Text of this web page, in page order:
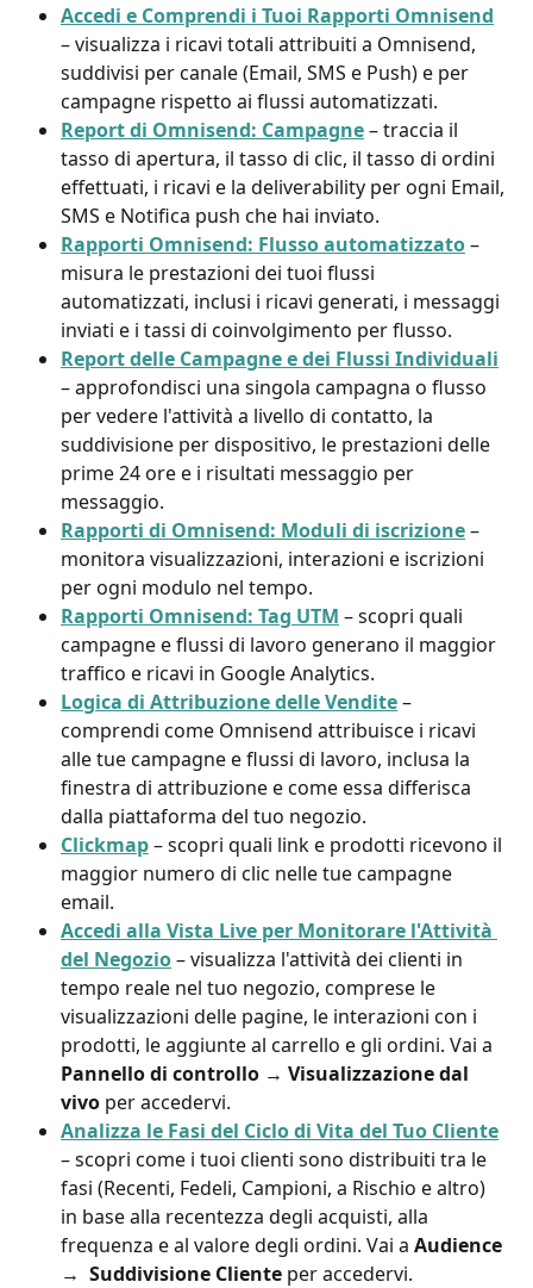
Accedi e Comprendi i Tuoi Rapporti Omnisend
– visualizza i ricavi totali attribuiti a Omnisend,
suddivisi per canale (Email, SMS e Push) e per
campagne rispetto ai flussi automatizzati.
Report di Omnisend: Campagne – traccia il
tasso di apertura, il tasso di clic, il tasso di ordini
effettuati, i ricavi e la deliverability per ogni Email,
SMS e Notifica push che hai inviato.
Rapporti Omnisend: Flusso automatizzato –
misura le prestazioni dei tuoi flussi
automatizzati, inclusi i ricavi generati, i messaggi
inviati e i tassi di coinvolgimento per flusso.
Report delle Campagne e dei Flussi Individuali
– approfondisci una singola campagna o flusso
per vedere l'attività a livello di contatto, la
suddivisione per dispositivo, le prestazioni delle
prime 24 ore e i risultati messaggio per
messaggio.
Rapporti di Omnisend: Moduli di iscrizione –
monitora visualizzazioni, interazioni e iscrizioni
per ogni modulo nel tempo.
Rapporti Omnisend: Tag UTM – scopri quali
campagne e flussi di lavoro generano il maggior
traffico e ricavi in Google Analytics.
Logica di Attribuzione delle Vendite –
comprendi come Omnisend attribuisce i ricavi
alle tue campagne e flussi di lavoro, inclusa la
finestra di attribuzione e come essa differisca
dalla piattaforma del tuo negozio.
Clickmap – scopri quali link e prodotti ricevono il
maggior numero di clic nelle tue campagne
email.
Accedi alla Vista Live per Monitorare l'Attività
del Negozio – visualizza l'attività dei clienti in
tempo reale nel tuo negozio, comprese le
visualizzazioni delle pagine, le interazioni con i
prodotti, le aggiunte al carrello e gli ordini. Vai a
Pannello di controllo → Visualizzazione dal
vivo per accedervi.
Analizza le Fasi del Ciclo di Vita del Tuo Cliente
– scopri come i tuoi clienti sono distribuiti tra le
fasi (Recenti, Fedeli, Campioni, a Rischio e altro)
in base alla recentezza degli acquisti, alla
frequenza e al valore degli ordini. Vai a Audience
→ Suddivisione Cliente per accedervi.